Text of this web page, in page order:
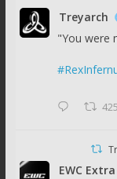
Treyarch
"You were
425
EWC Extra